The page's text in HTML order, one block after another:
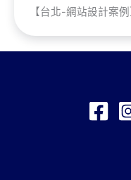
【台北-網站設計案